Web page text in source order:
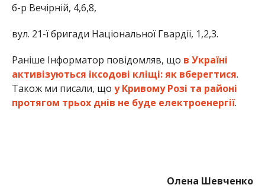
б-р Вечірній, 4,6,8,
вул. 21-ї бригади Національної Гвардії, 1,2,3.
Раніше Інформатор повідомляв, що в Україні
активізуються іксодові кліщі: як вберегтися.
Також ми писали, що у Кривому Розі та районі
протягом трьох днів не буде електроенергії.
Олена Шевченко